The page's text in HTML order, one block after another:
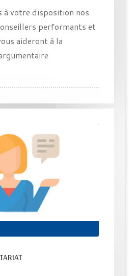
à votre disposition nos
performants et
aideront à la